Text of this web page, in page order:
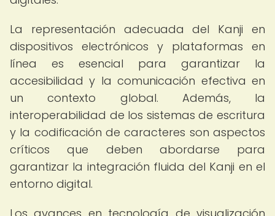
La representación adecuada del Kanji en
dispositivos electrónicos y plataformas en
línea es esencial para garantizar la
accesibilidad y la comunicación efectiva en
un contexto global. Además, la
interoperabilidad de los sistemas de escritura
y la codificación de caracteres son aspectos
críticos que deben abordarse para
garantizar la integración fluida del Kanji en el
entorno digital.